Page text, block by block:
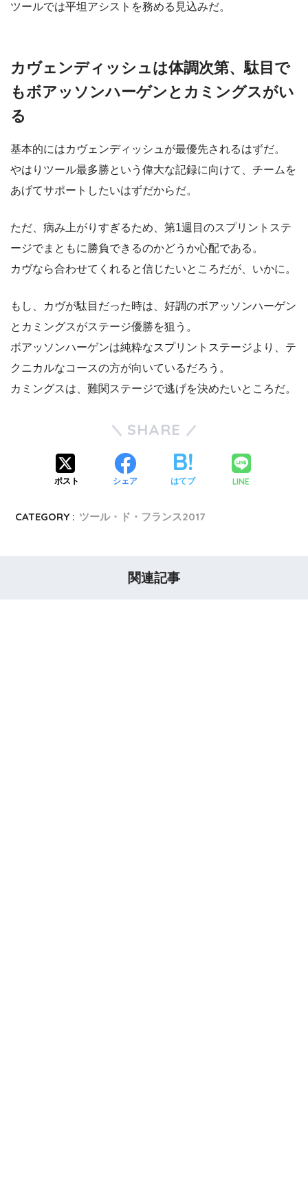
ツールでは平坦アシストを務める見込みだ。
カヴェンディッシュは体調次第、駄目で
もボアッソンハーゲンとカミングスがい
る
基本的にはカヴェンディッシュが最優先されるはずだ。
やはりツール最多勝という偉大な記録に向けて、チームを
あげてサポートしたいはずだからだ。
ただ、病み上がりすぎるため、第1週目のスプリントステ
ージでまともに勝負できるのかどうか心配である。
カヴなら合わせてくれると信じたいところだが、いかに。
もし、カヴが駄目だった時は、好調のボアッソンハーゲン
とカミングスがステージ優勝を狙う。
ボアッソンハーゲンは純粋なスプリントステージより、テ
クニカルなコースの方が向いているだろう。
カミングスは、難関ステージで逃げを決めたいところだ。
SHARE
ポスト シェア はてブ LINE
CATEGORY : ツール・ド・フランス2017
関連記事